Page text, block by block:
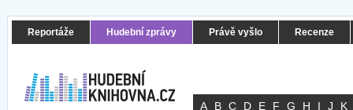
Reportáže Hudební zprávy Právě vyšlo Recenze
A B C D E F G H I J K